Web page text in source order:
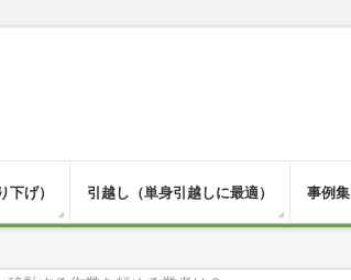
下げ） 引越し（単身引越しに最適） 事例集